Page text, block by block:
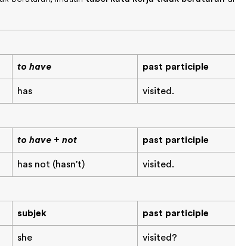
to have past participle
has visited.
to have + not past participle
has not (hasn't) visited.
subjek past participle
she visited?